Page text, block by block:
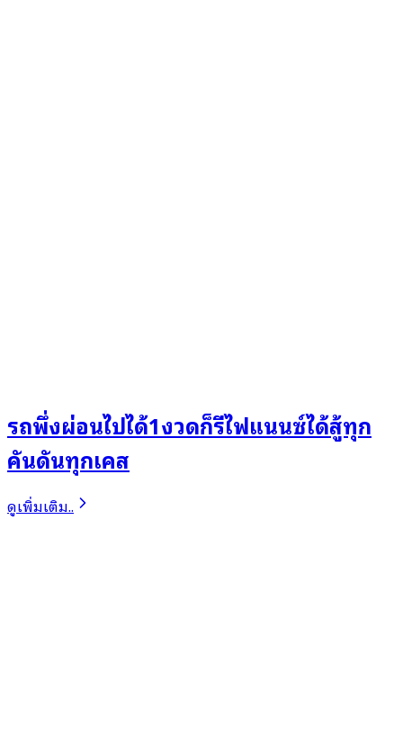
รถพึ่งผ่อนไปได้1งวดก็รีไฟแนนซ์ได้สู้ทุก
คันดันทุกเคส
ดูเพิ่มเติม..